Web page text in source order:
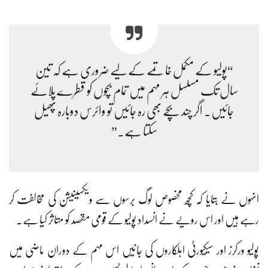
“پولیو کے مکمل خاتمے کے لیے ضروری ہے کہ تین
سال تک مسلسل ہر مہم میں تمام بچوں کو قطرے پلائے
جائیں۔ اگر چند بچے بھی رہ جائیں تو وائرس دوبارہ پھیل
سکتا ہے۔”
انہوں نے بتایا کہ کچھ مخصوص لوگ برسوں سے ویکسینیشن کی مخالفت کر
رہے ہیں اور اس رویے نے انسداد پولیو کے قومی مقصد کو متاثر کیا ہے۔
پولیو ورکرز اور سیکیورٹی اہلکاروں کی جانیں اس مہم کے دوران ماضی میں